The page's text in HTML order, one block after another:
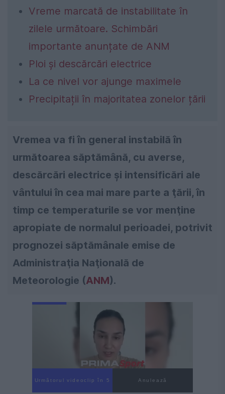
Vreme marcată de instabilitate în
zilele următoare. Schimbări
importante anunțate de ANM
Ploi și descărcări electrice
La ce nivel vor ajunge maximele
Precipitații în majoritatea zonelor țării
Vremea va fi în general instabilă în
următoarea săptămână, cu averse,
descărcări electrice şi intensificări ale
vântului în cea mai mare parte a ţării, în
timp ce temperaturile se vor menţine
apropiate de normalul perioadei, potrivit
prognozei săptămânale emise de
Administraţia Naţională de
Meteorologie (ANM).
Următorul videoclip în 4 Anulează